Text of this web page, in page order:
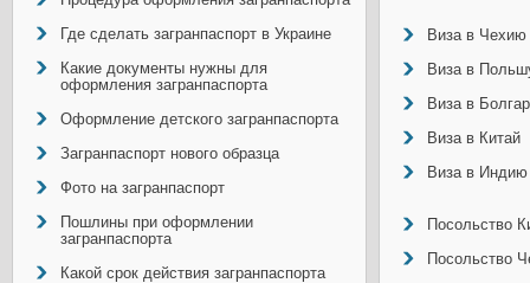
Где сделать загранпаспорт в Украине
Какие документы нужны для
оформления загранпаспорта
Оформление детского загранпаспорта
Загранпаспорт нового образца
Фото на загранпаспорт
Пошлины при оформлении
загранпаспорта
Какой срок действия загранпаспорта
Виза в Чехию
Виза в
Виза в
Виза в Китай
Виза в Индию
Посольство
Посольство